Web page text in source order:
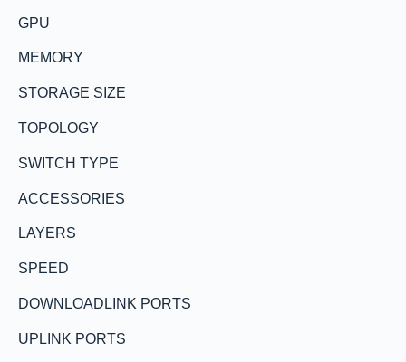
GPU
MEMORY
STORAGE SIZE
TOPOLOGY
SWITCH TYPE
ACCESSORIES
LAYERS
SPEED
DOWNLOADLINK PORTS
UPLINK PORTS